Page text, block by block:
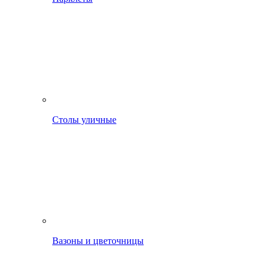
Столы уличные
Вазоны и цветочницы